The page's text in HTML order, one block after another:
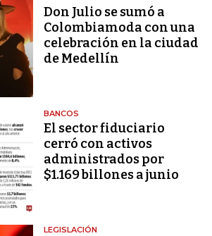
Don Julio se sumó a
Colombiamoda con una
celebración en la ciudad
de Medellín
BANCOS
El sector fiduciario
cerró con activos
administrados por
$1.169 billones a junio
LEGISLACIÓN